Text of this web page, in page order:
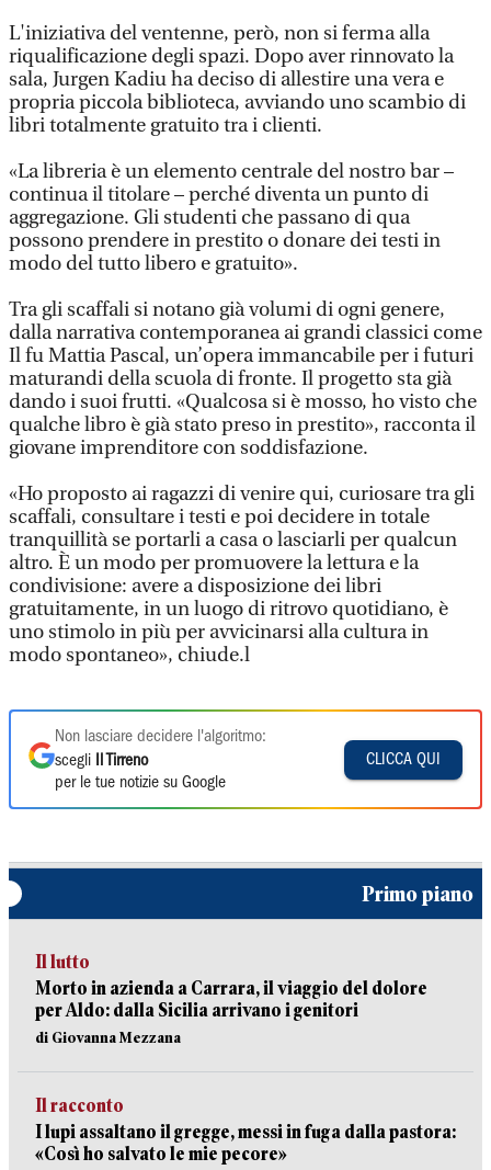
L'iniziativa del ventenne, però, non si ferma alla
riqualificazione degli spazi. Dopo aver rinnovato la
sala, Jurgen Kadiu ha deciso di allestire una vera e
propria piccola biblioteca, avviando uno scambio di
libri totalmente gratuito tra i clienti.
«La libreria è un elemento centrale del nostro bar –
continua il titolare – perché diventa un punto di
aggregazione. Gli studenti che passano di qua
possono prendere in prestito o donare dei testi in
modo del tutto libero e gratuito».
Tra gli scaffali si notano già volumi di ogni genere,
dalla narrativa contemporanea ai grandi classici come
Il fu Mattia Pascal, un’opera immancabile per i futuri
maturandi della scuola di fronte. Il progetto sta già
dando i suoi frutti. «Qualcosa si è mosso, ho visto che
qualche libro è già stato preso in prestito», racconta il
giovane imprenditore con soddisfazione.
«Ho proposto ai ragazzi di venire qui, curiosare tra gli
scaffali, consultare i testi e poi decidere in totale
tranquillità se portarli a casa o lasciarli per qualcun
altro. È un modo per promuovere la lettura e la
condivisione: avere a disposizione dei libri
gratuitamente, in un luogo di ritrovo quotidiano, è
uno stimolo in più per avvicinarsi alla cultura in
modo spontaneo», chiude.l
Non lasciare decidere l'algoritmo:
scegli
Il Tirreno
per le tue notizie su Google
CLICCA QUI
Primo piano
Il lutto
Morto in azienda a Carrara, il viaggio del dolore
per Aldo: dalla Sicilia arrivano i genitori
di Giovanna Mezzana
Il racconto
I lupi assaltano il gregge, messi in fuga dalla pastora:
«Così ho salvato le mie pecore»